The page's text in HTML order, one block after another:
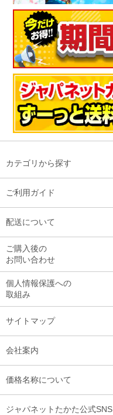
カテゴリから探す
ご利用ガイド
配送について
ご購入後の
お問い合わせ
個人情報保護への
取組み
サイトマップ
会社案内
価格名称について
ジャパネットたかた公式SNS